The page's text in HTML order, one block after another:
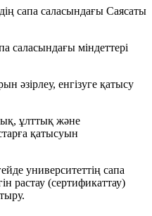
сапа саласындағы Саясаты
саласындағы міндеттері
әзірлеу, енгізуге қатысу
ұлттық және
қатысуын
университеттің сапа
растау (сертификаттау)